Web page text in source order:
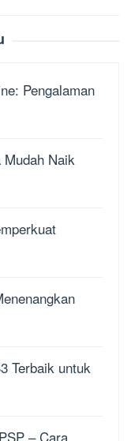
Pengalaman
Mudah Naik
Terbaik untuk
– Cara